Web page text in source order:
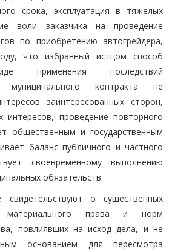
срока, эксплуатация в тяжелых
воли заказчика на проведение
по приобретению автогрейдера,
что избранный истцом способ
последствий
муниципального контракта не
заинтересованных сторон,
интересов, проведение повторного
общественным и государственным
баланс публичного и частного
своевременному выполнению
обязательств.
о существенных
материального права и норм
повлиявших на исход дела, и не
основанием для пересмотра